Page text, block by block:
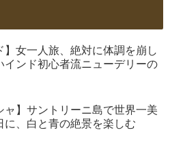
】女一人旅、絶対に体調を崩し
インド初心者流ニューデリーの
ャ】サントリーニ島で世界一美
に、白と青の絶景を楽しむ